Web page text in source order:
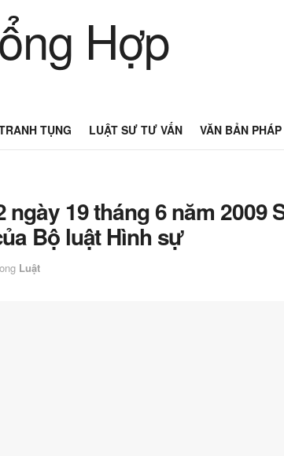
TỤNG LUẬT SƯ TƯ VẤN VĂN BẢN
ngày 19 tháng 6 năm 2009
Bộ luật Hình sự
Luật